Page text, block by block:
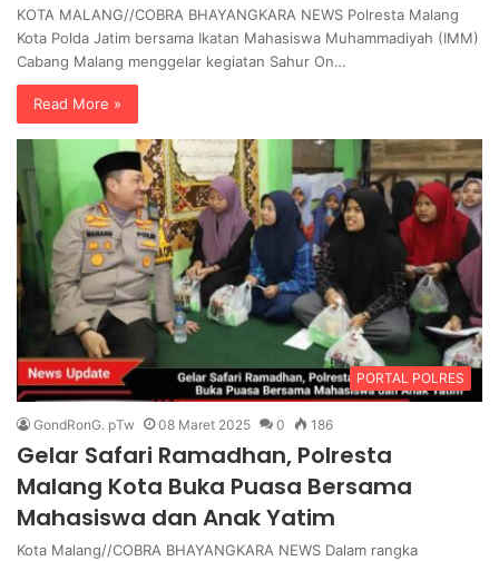
KOTA MALANG//COBRA BHAYANGKARA NEWS Polresta Malang
Kota Polda Jatim bersama Ikatan Mahasiswa Muhammadiyah (IMM)
Cabang Malang menggelar kegiatan Sahur On…
Read More »
PORTAL POLRES
GondRonG. pTw 08 Maret 2025 0 186
Gelar Safari Ramadhan, Polresta
Malang Kota Buka Puasa Bersama
Mahasiswa dan Anak Yatim
Kota Malang//COBRA BHAYANGKARA NEWS Dalam rangka